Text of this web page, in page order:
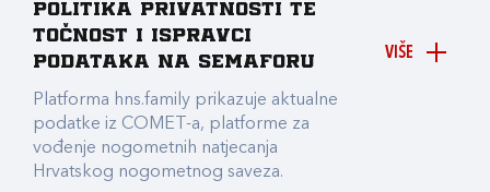
VIŠE
Politika privatnosti te
točnost i ispravci
podataka na Semaforu
Platforma hns.family prikazuje aktualne
podatke iz COMET-a, platforme za
vođenje nogometnih natjecanja
Hrvatskog nogometnog saveza.